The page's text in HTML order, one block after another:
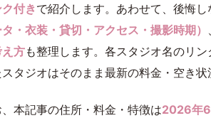
付き で紹介します。あわせて、後悔
・衣装・貸切・アクセス・撮影時期）
方も整理します。各スタジオ名のリ
スタジオはそのまま最新の料金・空き状
本記事の住所・料金・特徴は2026年6